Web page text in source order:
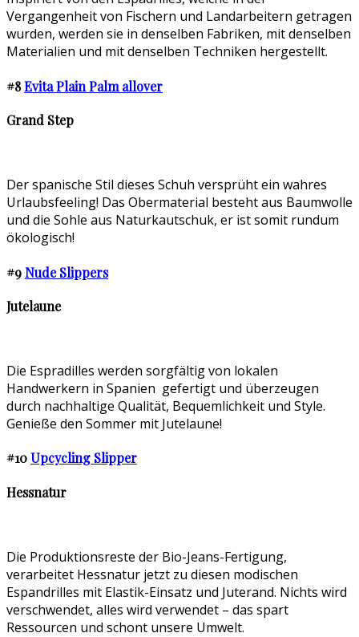
Vergangenheit von Fischern und Landarbeitern getragen
wurden, werden sie in denselben Fabriken, mit denselben
Materialien und mit denselben Techniken hergestellt.
#8Evita Plain Palm allover
Grand Step
Der spanische Stil dieses Schuh versprüht ein wahres
Urlaubsfeeling! Das Obermaterial besteht aus Baumwolle
und die Sohle aus Naturkautschuk, er ist somit rundum
ökologisch!
#9Nude Slippers
Jutelaune
Die Espradilles werden sorgfältig von lokalen
Handwerkern in Spanien gefertigt und überzeugen
durch nachhaltige Qualität, Bequemlichkeit und Style.
Genieße den Sommer mit Jutelaune!
#10Upcycling Slipper
Hessnatur
Die Produktionsreste der Bio-Jeans-Fertigung,
verarbeitet Hessnatur jetzt zu diesen modischen
Espandrilles mit Elastik-Einsatz und Juterand. Nichts wird
verschwendet, alles wird verwendet – das spart
Ressourcen und schont unsere Umwelt.